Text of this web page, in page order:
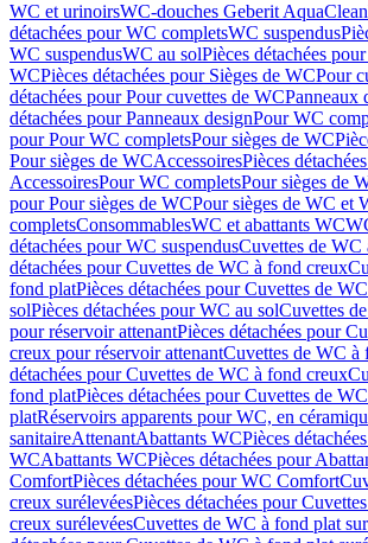
WC et urinoirsWC-douches Geberit AquaClean
détachées pour WC completsWC suspendus
WC suspendusWC au solPièces détachées
WCPièces détachées pour Sièges de WCPour
détachées pour Pour cuvettes de WCPanneaux
détachées pour Panneaux designPour WC
pour Pour WC completsPour sièges de WC
Pour sièges de WCAccessoiresPièces
AccessoiresPour WC completsPour sièges de
pour Pour sièges de WCPour sièges de WC et
completsConsommablesWC et abattants WC
détachées pour WC suspendusCuvettes de WC
détachées pour Cuvettes de WC à fond creux
fond platPièces détachées pour Cuvettes de
solPièces détachées pour WC au solCuvettes
pour réservoir attenantPièces détachées pour
creux pour réservoir attenantCuvettes de WC à
détachées pour Cuvettes de WC à fond creux
fond platPièces détachées pour Cuvettes de
platRéservoirs apparents pour WC, en
sanitaireAttenantAbattants WCPièces
WCAbattants WCPièces détachées pour
ComfortPièces détachées pour WC Comfort
creux surélevéesPièces détachées pour
creux surélevéesCuvettes de WC à fond plat